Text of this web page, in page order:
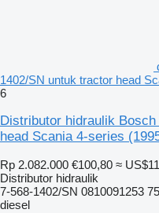
1402/SN untuk tractor head
6
Distributor hidraulik
head Scania 4-series
Rp 2.082.000 €100,80 ≈
Distributor hidraulik
7-568-1402/SN 0810091253
diesel